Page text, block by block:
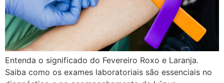
Entenda o significado do Fevereiro Roxo e Laranja.
Saiba como os exames laboratoriais são essenciais no